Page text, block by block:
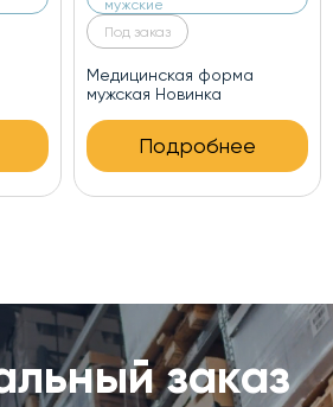
форма
Под заказ
Медицинская форма
мужская
заказ